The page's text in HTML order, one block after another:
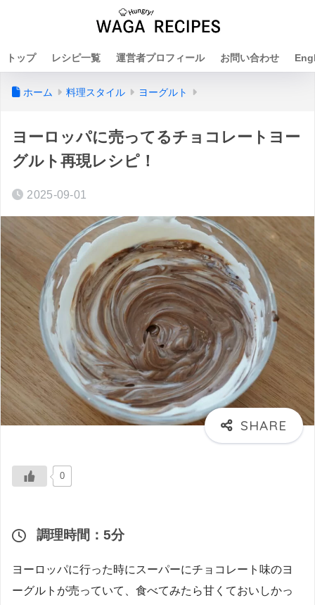
トップ レシピ一覧 運営者プロフィール お問い合わせ
ホーム 料理スタイル ヨーグルト
ヨーロッパに売ってるチョコレートヨー
グルト再現レシピ！
2025-09-01
0
調理時間：5分
ヨーロッパに行った時にスーパーにチョコレート味のヨ
ーグルトが売っていて、食べてみたら甘くておいしかっ